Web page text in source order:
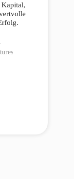
Kapital,